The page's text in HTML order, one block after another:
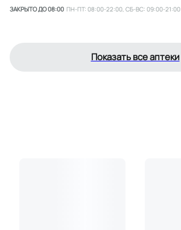
ЗАКРЫТО ДО 08:00 ПН-ПТ: 08:00-22:00, СБ-ВС: 09:00-21:00
Показать все аптеки